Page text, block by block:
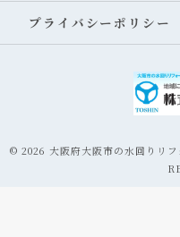
プライバシーポリシー
© 2026 大阪府大阪市の水回りリ